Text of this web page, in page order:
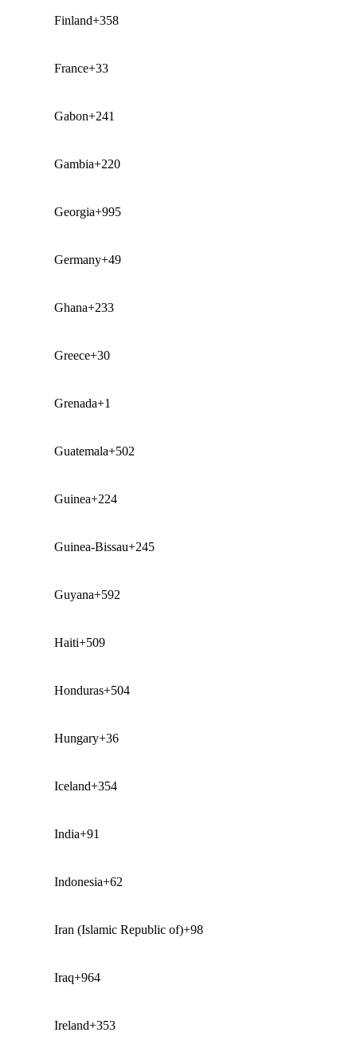
Finland+358
France+33
Gabon+241
Gambia+220
Georgia+995
Germany+49
Ghana+233
Greece+30
Grenada+1
Guatemala+502
Guinea+224
Guinea-Bissau+245
Guyana+592
Haiti+509
Honduras+504
Hungary+36
Iceland+354
India+91
Indonesia+62
Iran (Islamic Republic of)+98
Iraq+964
Ireland+353